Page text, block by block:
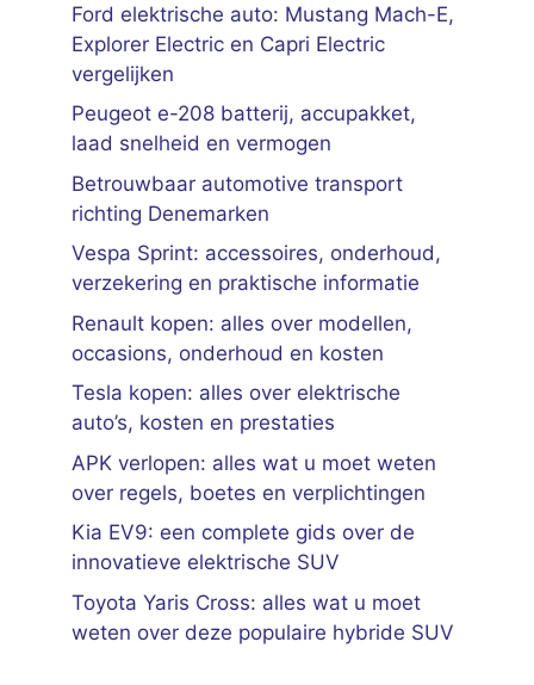
Ford elektrische auto: Mustang Mach-E,
Explorer Electric en Capri Electric
vergelijken
Peugeot e-208 batterij, accupakket,
laad snelheid en vermogen
Betrouwbaar automotive transport
richting Denemarken
Vespa Sprint: accessoires, onderhoud,
verzekering en praktische informatie
Renault kopen: alles over modellen,
occasions, onderhoud en kosten
Tesla kopen: alles over elektrische
auto’s, kosten en prestaties
APK verlopen: alles wat u moet weten
over regels, boetes en verplichtingen
Kia EV9: een complete gids over de
innovatieve elektrische SUV
Toyota Yaris Cross: alles wat u moet
weten over deze populaire hybride SUV